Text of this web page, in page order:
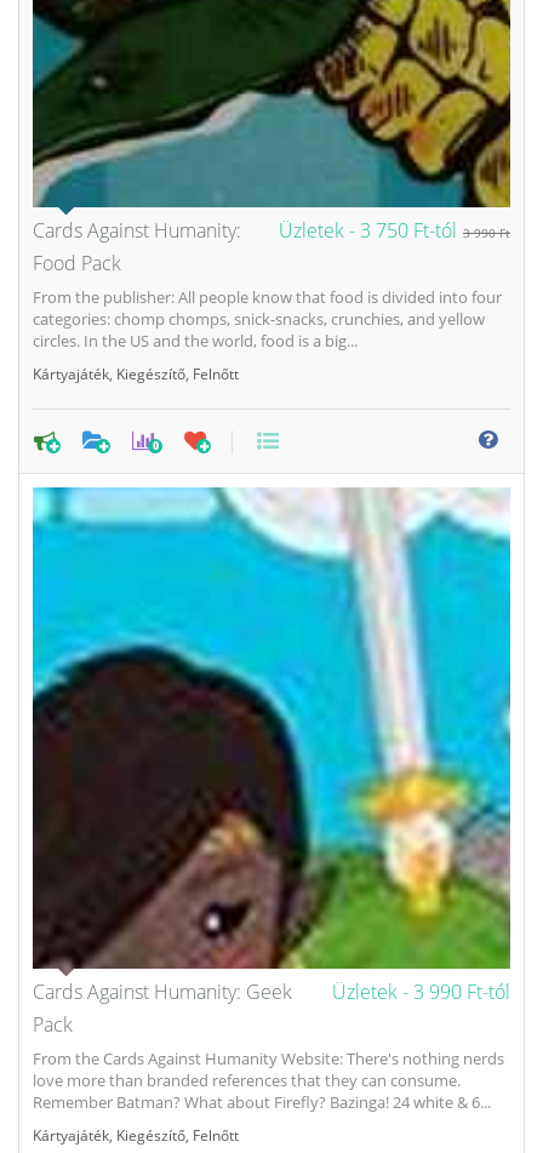
Üzletek -3 750 Ft-tól 3 990 Ft
Cards Against Humanity:
Food Pack
From the publisher: All people know that food is divided into four
categories: chomp chomps, snick-snacks, crunchies, and yellow
circles. In the US and the world, food is a big...
Kártyajáték Kiegészítő Felnőtt
0
Üzletek -3 990 Ft-tól
Cards Against Humanity: Geek
Pack
From the Cards Against Humanity Website: There's nothing nerds
love more than branded references that they can consume.
Remember Batman? What about Firefly? Bazinga! 24 white & 6...
Kártyajáték Kiegészítő Felnőtt